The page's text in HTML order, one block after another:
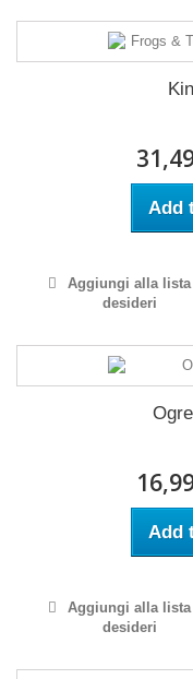
Add
Aggiungi alla lista
desideri
Add
Aggiungi alla lista
desideri